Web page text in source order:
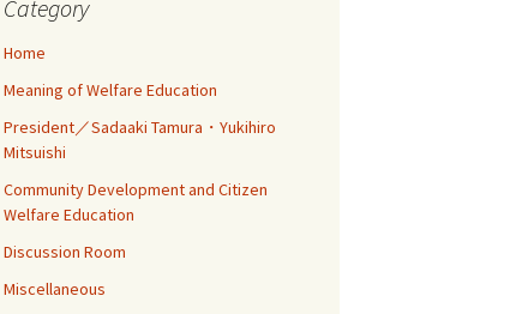
Category
Home
Meaning of Welfare Education
President／Sadaaki Tamura・Yukihiro
Mitsuishi
Community Development and Citizen
Welfare Education
Discussion Room
Miscellaneous